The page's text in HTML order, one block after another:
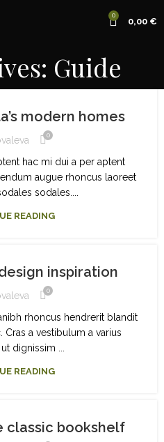
0
0,00 €
Guide
modern homes
0
hac mi dui a per aptent
augue rhoncus laoreet
sodales....
READING
inspiration
0
rhoncus hendrerit blandit
Cras a vestibulum a varius
dignissim ...
READING
classic bookshelf